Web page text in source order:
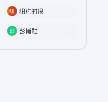
纽约时报
彭博社